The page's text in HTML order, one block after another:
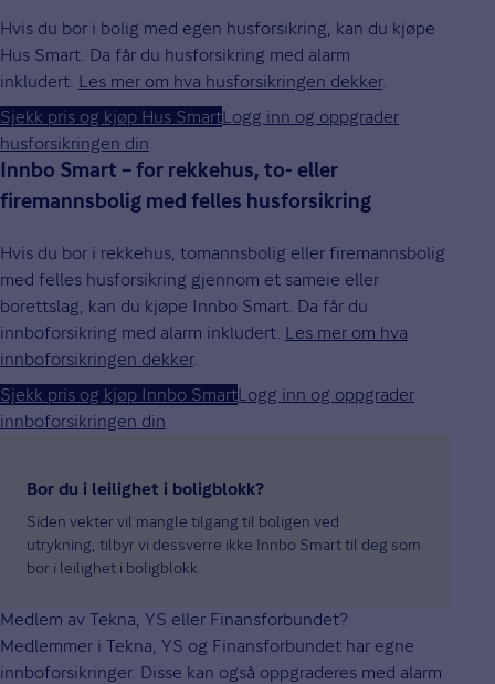
Hvis du bor i bolig med egen husforsikring, kan du kjøpe
Hus Smart. Da får du husforsikring med alarm
inkludert. Les mer om hva husforsikringen dekker.
Sjekk pris og kjøp Hus SmartLogg inn og oppgrader
husforsikringen din
Innbo Smart – for rekkehus, to- eller
firemannsbolig med felles husforsikring
Hvis du bor i rekkehus, tomannsbolig eller firemannsbolig
med felles husforsikring gjennom et sameie eller
borettslag, kan du kjøpe Innbo Smart. Da får du
innboforsikring med alarm inkludert. Les mer om hva
innboforsikringen dekker.
Sjekk pris og kjøp Innbo SmartLogg inn og oppgrader
innboforsikringen din
Bor du i leilighet i boligblokk?
Siden vekter vil mangle tilgang til boligen ved
utrykning, tilbyr vi dessverre ikke Innbo Smart til deg som
bor i leilighet i boligblokk.
Medlem av Tekna, YS eller Finansforbundet?
Medlemmer i Tekna, YS og Finansforbundet har egne
innboforsikringer. Disse kan også oppgraderes med alarm